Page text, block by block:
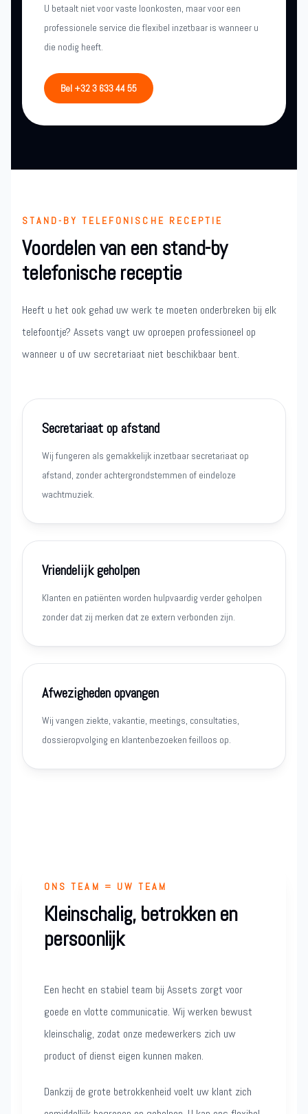
U betaalt niet voor vaste loonkosten, maar voor een
professionele service die flexibel inzetbaar is wanneer u
die nodig heeft.
Bel +32 3 633 44 55
STAND-BY TELEFONISCHE RECEPTIE
Voordelen van een stand-by
telefonische receptie
Heeft u het ook gehad uw werk te moeten onderbreken bij elk
telefoontje? Assets vangt uw oproepen professioneel op
wanneer u of uw secretariaat niet beschikbaar bent.
Secretariaat op afstand
Wij fungeren als gemakkelijk inzetbaar secretariaat op
afstand, zonder achtergrondstemmen of eindeloze
wachtmuziek.
Vriendelijk geholpen
Klanten en patiënten worden hulpvaardig verder geholpen
zonder dat zij merken dat ze extern verbonden zijn.
Afwezigheden opvangen
Wij vangen ziekte, vakantie, meetings, consultaties,
dossieropvolging en klantenbezoeken feilloos op.
ONS TEAM = UW TEAM
Kleinschalig, betrokken en
persoonlijk
Een hecht en stabiel team bij Assets zorgt voor
goede en vlotte communicatie. Wij werken bewust
kleinschalig, zodat onze medewerkers zich uw
product of dienst eigen kunnen maken.
Dankzij de grote betrokkenheid voelt uw klant zich